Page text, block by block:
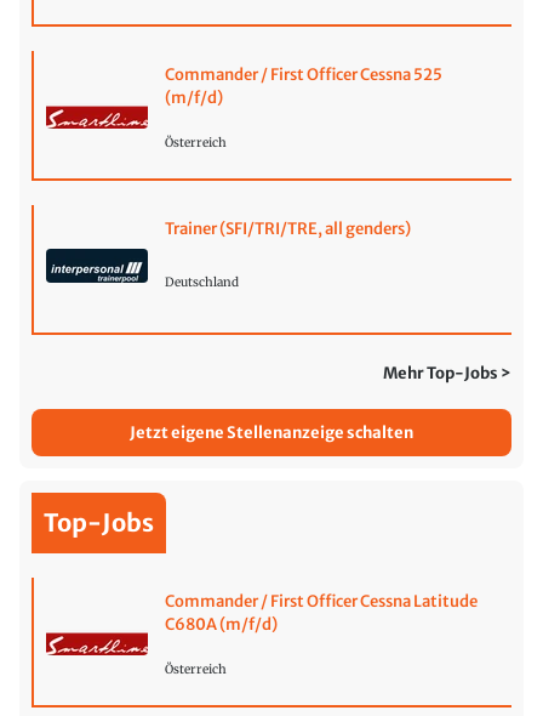
Commander / First Officer Cessna 525
(m/f/d)
Österreich
Trainer (SFI/TRI/TRE, all genders)
Deutschland
Mehr Top-Jobs >
Jetzt eigene Stellenanzeige schalten
Top-Jobs
Commander / First Officer Cessna Latitude
C680A (m/f/d)
Österreich